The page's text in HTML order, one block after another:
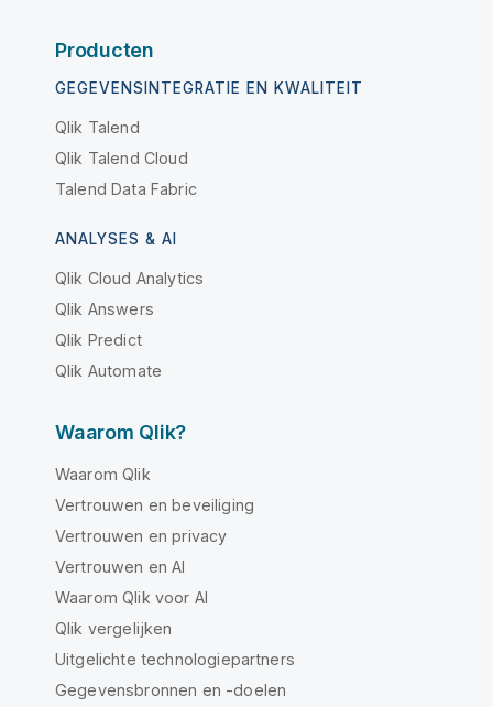
Producten
GEGEVENSINTEGRATIE EN KWALITEIT
Qlik Talend
Qlik Talend Cloud
Talend Data Fabric
ANALYSES & AI
Qlik Cloud Analytics
Qlik Answers
Qlik Predict
Qlik Automate
Waarom Qlik?
Waarom Qlik
Vertrouwen en beveiliging
Vertrouwen en privacy
Vertrouwen en AI
Waarom Qlik voor AI
Qlik vergelijken
Uitgelichte technologiepartners
Gegevensbronnen en -doelen